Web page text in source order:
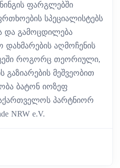
ფარგლებში
სპეციალისტებს
და გამოცდილება
აღმოჩენის
როგორც თეორიული,
გაზიარების მეშვეობით
ბატონ იოზეფ
პარტნიორ
NRW e.V.